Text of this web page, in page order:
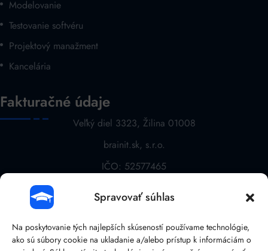
Spravovať súhlas
Na poskytovanie tých najlepších skúseností používame technológie,
ako sú súbory cookie na ukladanie a/alebo prístup k informáciám o
Modelovanie
Testovanie softvéru
Projektový manažment
Kancelária
Fakturačné údaje
Veľký diel 3323, Žilina 01008
brainit.sk, s.r.o.
IČO: 52577465
Kontaktujte nás